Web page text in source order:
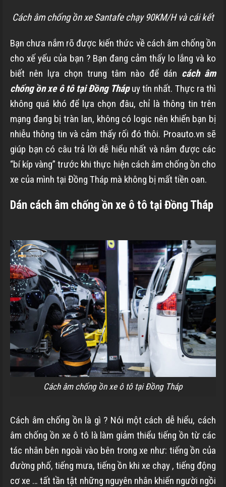
Cách âm chống ồn xe Santafe chạy 90KM/H và cái kết
Bạn chưa nắm rõ được kiến thức về cách âm chống ồn
cho xế yếu của bạn ? Bạn đang cảm thấy lo lắng và ko
biết nên lựa chọn trung tâm nào để dán cách âm
chống ồn xe ô tô tại Đồng Tháp uy tín nhất. Thực ra thì
không quá khó để lựa chọn đâu, chỉ là thông tin trên
mạng đang bị tràn lan, không có logic nên khiến bạn bị
nhiễu thông tin và cảm thấy rối đó thôi. Proauto.vn sẽ
giúp bạn có câu trả lời dễ hiểu nhất và nắm được các
“bí kíp vàng” trước khi thực hiện cách âm chống ồn cho
xe của mình tại Đồng Tháp mà không bị mất tiền oan.
Dán cách âm chống ồn xe ô tô tại Đồng Tháp
Cách âm chống ồn xe ô tô tại Đồng Tháp
Cách âm chống ồn là gì ? Nói một cách dễ hiểu, cách
âm chống ồn xe ô tô là làm giảm thiểu tiếng ồn từ các
tác nhân bên ngoài vào bên trong xe như: tiếng ồn của
đường phố, tiếng mưa, tiếng ồn khi xe chạy , tiếng động
cơ xe … tất tần tật những nguyên nhân khiến người ngồi